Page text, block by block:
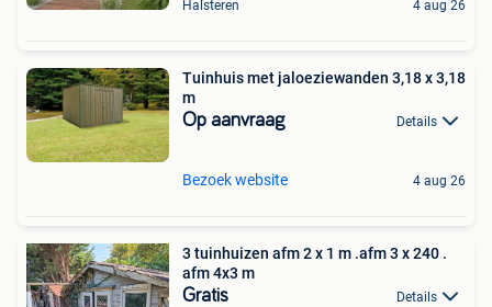
Halsteren 4 aug 26
Tuinhuis met jaloeziewanden 3,18 x 3,18
m
Op aanvraag Details
Bezoek website 4 aug 26
3 tuinhuizen afm 2 x 1 m .afm 3 x 240 .
afm 4x3 m
Gratis Details